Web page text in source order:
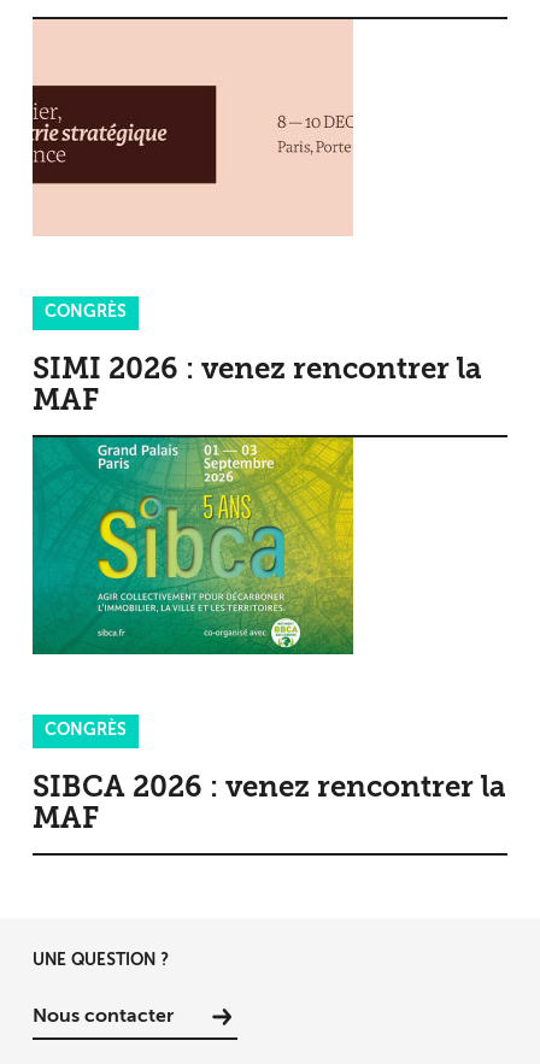
CONGRÈS
SIMI 2026 : venez rencontrer la
MAF
CONGRÈS
SIBCA 2026 : venez rencontrer la
MAF
UNE QUESTION ?
Nous contacter